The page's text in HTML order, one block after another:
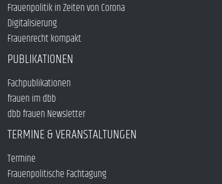
Frauenpolitik in Zeiten von Corona
Digitalisierung
Frauenrecht kompakt
PUBLIKATIONEN
Fachpublikationen
frauen im dbb
dbb frauen Newsletter
TERMINE & VERANSTALTUNGEN
Termine
Frauenpolitische Fachtagung